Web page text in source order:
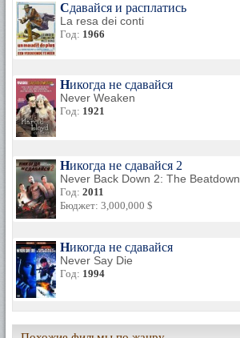
Сдавайся и расплатись
La resa dei conti
Год: 1966
Никогда не сдавайся
Never Weaken
Год: 1921
Никогда не сдавайся 2
Never Back Down 2: The Beatdown
Год: 2011
Бюджет: 3,000,000 $
Никогда не сдавайся
Never Say Die
Год: 1994